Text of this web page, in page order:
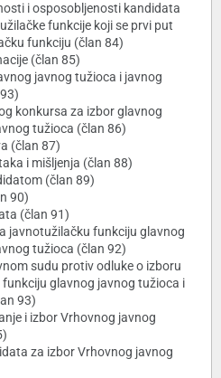
i osposobljenosti kandidata
funkcije koji se prvi put
funkciju (član 84)
(član 85)
javnog tužioca i javnog
konkursa za izbor glavnog
tužioca (član 86)
(član 87)
i mišljenja (član 88)
(član 89)
90)
(član 91)
javnotužilačku funkciju glavnog
tužioca (član 92)
sudu protiv odluke o izboru
glavnog javnog tužioca i
93)
i izbor Vrhovnog javnog
za izbor Vrhovnog javnog